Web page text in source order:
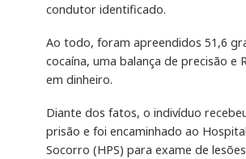
condutor identificado.
Ao todo, foram apreendidos 51,6
cocaína, uma balança de precisão e
em dinheiro.
Diante dos fatos, o indivíduo
prisão e foi encaminhado ao
Socorro (HPS) para exame de